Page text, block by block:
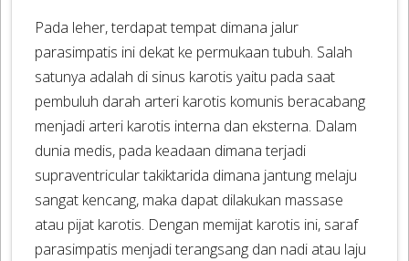
Pada leher, terdapat tempat dimana jalur
parasimpatis ini dekat ke permukaan tubuh. Salah
satunya adalah di sinus karotis yaitu pada saat
pembuluh darah arteri karotis komunis beracabang
menjadi arteri karotis interna dan eksterna. Dalam
dunia medis, pada keadaan dimana terjadi
supraventricular takiktarida dimana jantung melaju
sangat kencang, maka dapat dilakukan massase
atau pijat karotis. Dengan memijat karotis ini, saraf
parasimpatis menjadi terangsang dan nadi atau laju